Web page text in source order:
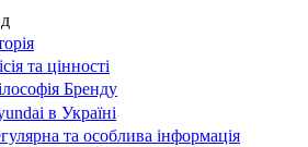
та цінності
Бренду
в Україні
та особлива інформація